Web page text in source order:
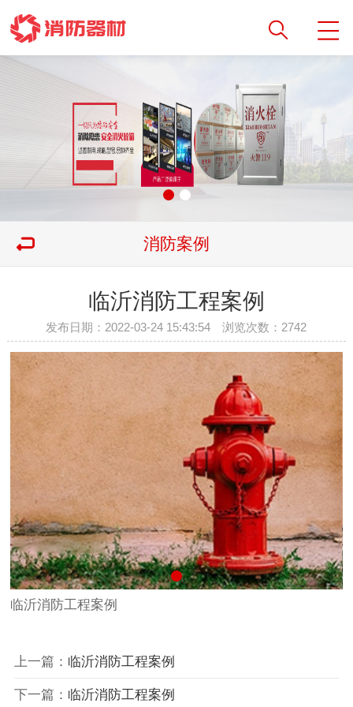
消防案例
临沂消防工程案例
发布日期：2022-03-24 15:43:54 浏览次数： 2742
临沂消防工程案例
上一篇： 临沂消防工程案例
下一篇： 临沂消防工程案例